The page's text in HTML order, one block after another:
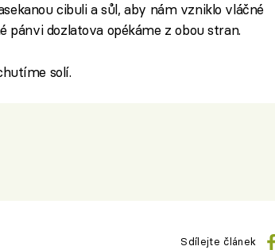
cibuli a sůl, aby nám vzniklo vláčné
pánvi dozlatova opékáme z obou stran.
solí.
Sdílejte článek